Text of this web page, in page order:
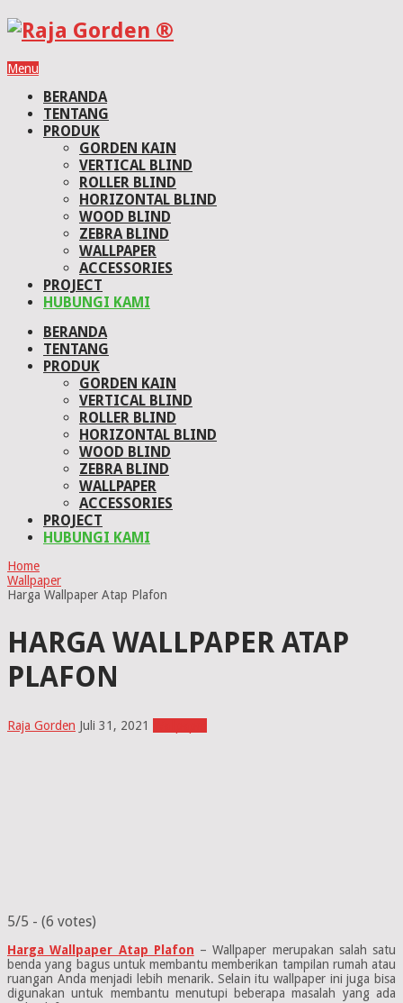
Menu
BERANDA
TENTANG
PRODUK
GORDEN KAIN
VERTICAL BLIND
ROLLER BLIND
HORIZONTAL BLIND
WOOD BLIND
ZEBRA BLIND
WALLPAPER
ACCESSORIES
PROJECT
HUBUNGI KAMI
BERANDA
TENTANG
PRODUK
GORDEN KAIN
VERTICAL BLIND
ROLLER BLIND
HORIZONTAL BLIND
WOOD BLIND
ZEBRA BLIND
WALLPAPER
ACCESSORIES
PROJECT
HUBUNGI KAMI
Home
Wallpaper
Harga Wallpaper Atap Plafon
HARGA WALLPAPER ATAP
PLAFON
Raja Gorden Juli 31, 2021
5/5 - (6 votes)
Harga Wallpaper Atap Plafon – Wallpaper merupakan salah satu
benda yang bagus untuk membantu memberikan tampilan rumah atau
ruangan Anda menjadi lebih menarik. Selain itu wallpaper ini juga bisa
digunakan untuk membantu menutupi beberapa masalah yang ada